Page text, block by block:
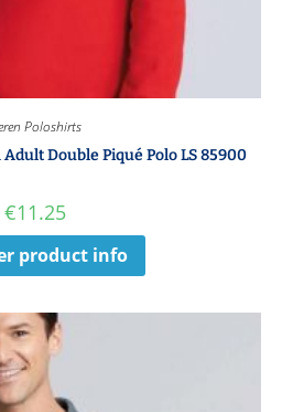
Poloshirts
Double Piqué Polo LS 85900
€11.25
product info